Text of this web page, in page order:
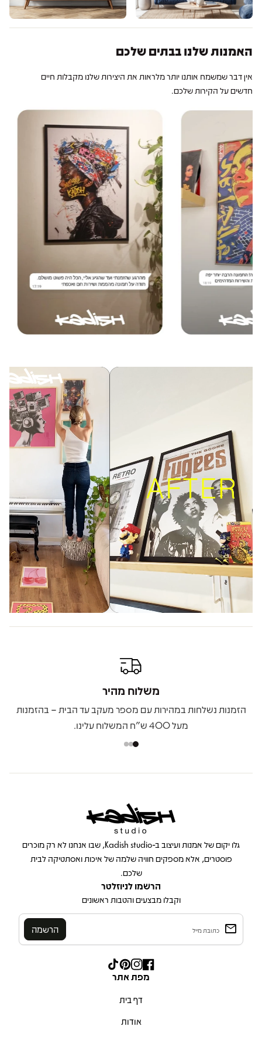
האמנות שלנו בבתים שלכם
אין דבר שמשמח אותנו יותר מלראות את היצירות שלנו מקבלות חיים
חדשים על הקירות שלכם.
משלוח מהיר
הזמנות נשלחות במהירות עם מספר מעקב עד הבית – בהזמנות
מעל 400 ש"ח המשלוח עלינו.
בית
גלו יקום של אמנות ועיצוב ב-Kadish studio, שבו אנחנו לא רק מוכרים
פוסטרים, אלא מספקים חוויה שלמה של איכות ואסתטיקה לבית
שלכם.
הרשמו לניוזלטר
וקבלו מבצעים והטבות ראשונים
Enter your email
email
Facebook
(קישור נפתח בכרטיסייה/חלון חדש)
Instagram
(קישור נפתח בכרטיסייה/חלון חדש)
Pinterest
(קישור נפתח בכרטיסייה/חלון חדש)
מפת אתר
דף בית
אודות